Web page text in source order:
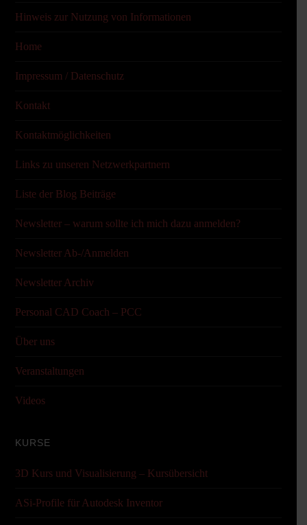
Hinweis zur Nutzung von Informationen
Home
Impressum / Datenschutz
Kontakt
Kontaktmöglichkeiten
Links zu unseren Netzwerkpartnern
Liste der Blog Beiträge
Newsletter – warum sollte ich mich dazu anmelden?
Newsletter Ab-/Anmelden
Newsletter Archiv
Personal CAD Coach – PCC
Über uns
Veranstaltungen
Videos
KURSE
3D Kurs und Visualisierung – Kursübersicht
ASi-Profile für Autodesk Inventor